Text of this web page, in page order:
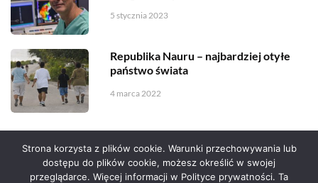
5 stycznia 2023
Republika Nauru – najbardziej otyłe
państwo świata
4 marca 2022
Strona korzysta z plików cookie. Warunki przechowywania lub
dostępu do plików cookie, możesz określić w swojej
przeglądarce. Więcej informacji w Polityce prywatności. Ta